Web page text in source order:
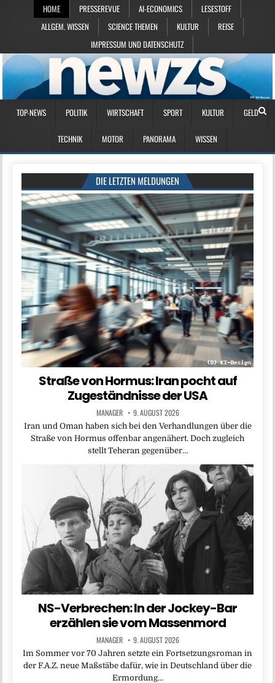
HOME PRESSEREVUE AI-ECONOMICS
LESESTOFF
ALLGEM. WISSEN
SCIENCE THEMEN KULTUR
REISE
IMPRESSUM UND DATENSCHUTZ
TOP-NEWS POLITIK WIRTSCHAFT SPORT KULTUR GELD
TECHNIK MOTOR PANORAMA WISSEN
DIE LETZTEN MELDUNGEN
Straße von Hormus: Iran pocht auf
Zugeständnisse der USA
MANAGER 9. AUGUST 2026
Iran und Oman haben sich bei den Verhandlungen über die
Straße von Hormus offenbar angenähert. Doch zugleich
stellt Teheran gegenüber…
NS-Verbrechen: In der Jockey-Bar
erzählen sie vom Massenmord
MANAGER 9. AUGUST 2026
Im Sommer vor 70 Jahren setzte ein Fortsetzungsroman in
der F.A.Z. neue Maßstäbe dafür, wie in Deutschland über die
Ermordung…